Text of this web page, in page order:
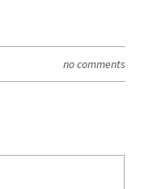
no comments